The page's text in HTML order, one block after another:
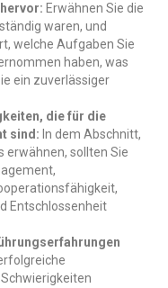
Erwähnen Sie die
waren, und
welche Aufgaben Sie
haben, was
ein zuverlässiger
die für die
sind: In dem Abschnitt,
erwähnen, sollten Sie
Entschlossenheit